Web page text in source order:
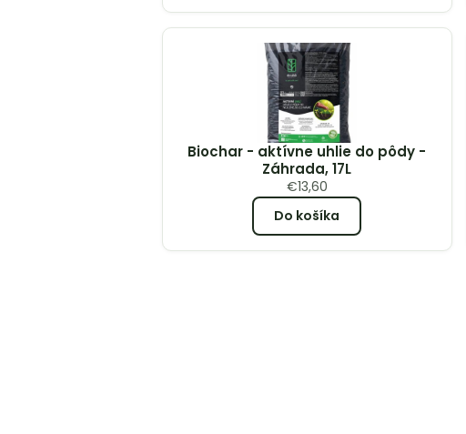
Biochar - aktívne uhlie do pôdy -
Záhrada, 17L
€13,60
Do košíka